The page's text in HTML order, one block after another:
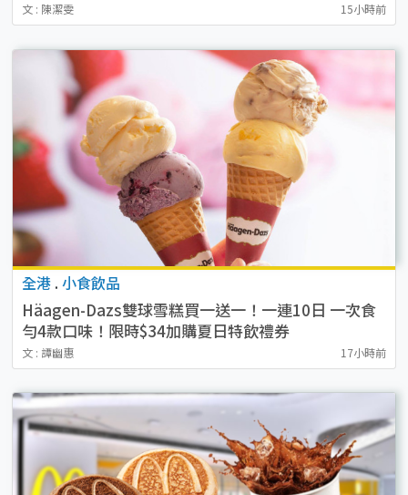
文 : 陳潔雯 15小時前
全港 . 小食飲品
Häagen-Dazs雙球雪糕買一送一！一連10日 一次食
勻4款口味！限時$34加購夏日特飲禮券
文 : 譚幽惠 17小時前